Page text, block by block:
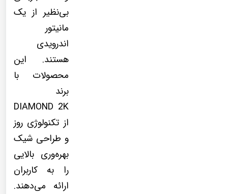
بی‌نظیر از یک
مانیتور
اندرویدی
هستند. این
محصولات با
برند
DIAMOND 2K
از تکنولوژی روز
و طراحی شیک
بهره‌وری بالایی
را به کاربران
ارائه می‌دهند.